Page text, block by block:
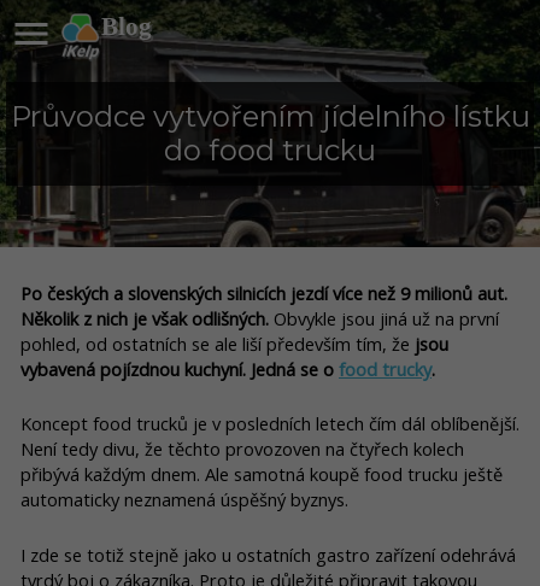
Blog

Průvodce vytvořením jídelního lístku
do food trucku
Po českých a slovenských silnicích jezdí více než 9 milionů aut.
Několik z nich je však odlišných. Obvykle jsou jiná už na první
pohled, od ostatních se ale liší především tím, že jsou
vybavená pojízdnou kuchyní. Jedná se o food trucky.
Koncept food trucků je v posledních letech čím dál oblíbenější.
Není tedy divu, že těchto provozoven na čtyřech kolech
přibývá každým dnem. Ale samotná koupě food trucku ještě
automaticky neznamená úspěšný byznys.
I zde se totiž stejně jako u ostatních gastro zařízení odehrává
tvrdý boj o zákazníka. Proto je důležité připravit takovou